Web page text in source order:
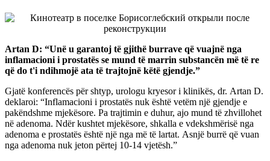
Artan D: “Unë u garantoj të gjithë burrave që vuajnë nga
inflamacioni i prostatës se mund të marrin substancën më të re
që do t'i ndihmojë ata të trajtojnë këtë gjendje.”
Gjatë konferencës për shtyp, urologu kryesor i klinikës, dr. Artan D.
deklaroi: “Inflamacioni i prostatës nuk është vetëm një gjendje e
pakëndshme mjekësore. Pa trajtimin e duhur, ajo mund të zhvillohet
në adenoma. Ndër kushtet mjekësore, shkalla e vdekshmërisë nga
adenoma e prostatës është një nga më të lartat. Asnjë burrë që vuan
nga adenoma nuk jeton përtej 10-14 vjetësh.”